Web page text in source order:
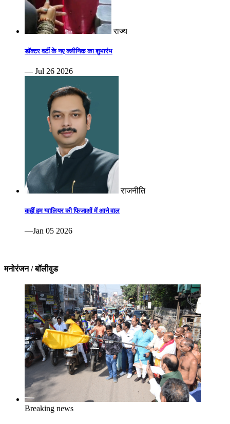
राज्य
डॉक्टर वर्टी के नए क्लीनिक का शुभारंभ
— Jul 26 2026
राजनीति
कहीं हम ग्वालियर की फिजाओं में आने वाल
—Jan 05 2026
मनोरंजन / बॉलीवुड
Breaking news